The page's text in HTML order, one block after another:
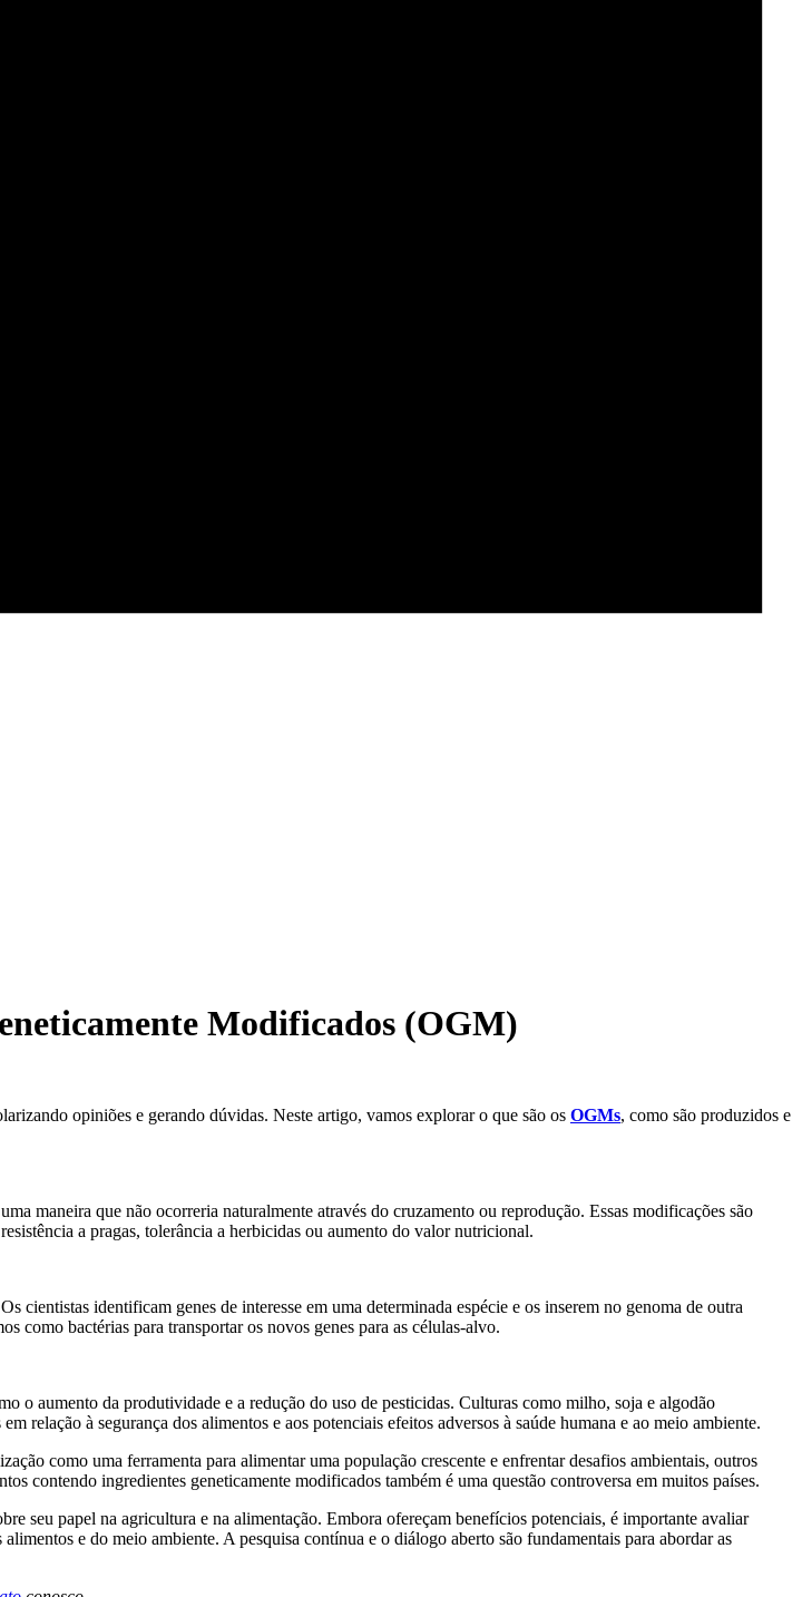
Modificados (OGM)
opiniões e gerando dúvidas. Neste artigo, vamos explorar o que são os OGMs, como são produzidos e
maneira que não ocorreria naturalmente através do cruzamento ou reprodução. Essas modificações são
a pragas, tolerância a herbicidas ou aumento do valor nutricional.
identificam genes de interesse em uma determinada espécie e os inserem no genoma de outra
como bactérias para transportar os novos genes para as células-alvo.
o aumento da produtividade e a redução do uso de pesticidas. Culturas como milho, soja e algodão
relação à segurança dos alimentos e aos potenciais efeitos adversos à saúde humana e ao meio ambiente.
como uma ferramenta para alimentar uma população crescente e enfrentar desafios ambientais, outros
contendo ingredientes geneticamente modificados também é uma questão controversa em muitos países.
seu papel na agricultura e na alimentação. Embora ofereçam benefícios potenciais, é importante avaliar
e do meio ambiente. A pesquisa contínua e o diálogo aberto são fundamentais para abordar as